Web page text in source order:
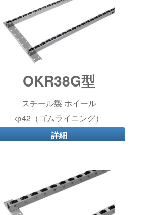
OKR38G型
スチール製 ホイール
φ42（ゴムライニング）
詳細